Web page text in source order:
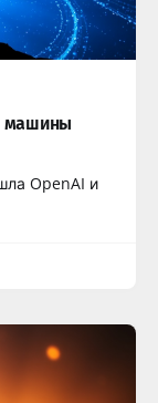
машины
OpenAI и